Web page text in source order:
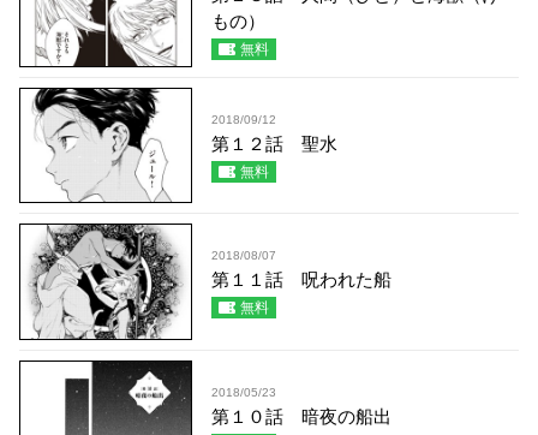
もの）
無料
2018/09/12
第１２話 聖水
無料
2018/08/07
第１１話 呪われた船
無料
2018/05/23
第１０話 暗夜の船出